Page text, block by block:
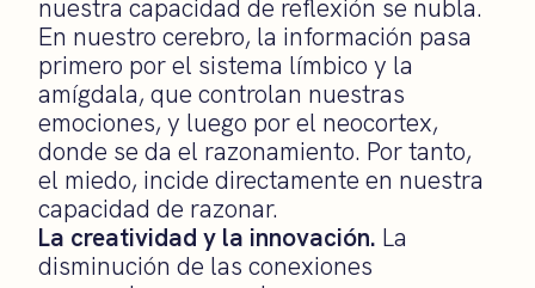
nuestra capacidad de reflexión se nubla.
En nuestro cerebro, la información pasa
primero por el sistema límbico y la
amígdala, que controlan nuestras
emociones, y luego por el neocortex,
donde se da el razonamiento. Por tanto,
el miedo, incide directamente en nuestra
capacidad de razonar.
La creatividad y la innovación. La
disminución de las conexiones